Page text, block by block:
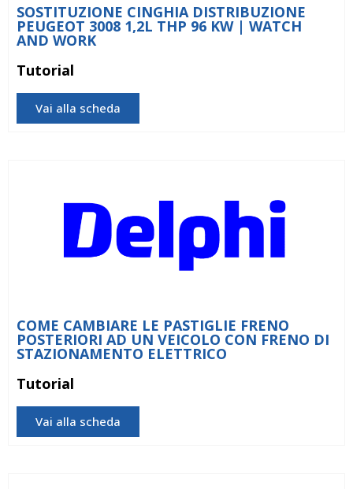
SOSTITUZIONE CINGHIA DISTRIBUZIONE
PEUGEOT 3008 1,2L THP 96 KW | WATCH
AND WORK
Tutorial
Vai alla scheda
COME CAMBIARE LE PASTIGLIE FRENO
POSTERIORI AD UN VEICOLO CON FRENO DI
STAZIONAMENTO ELETTRICO
Tutorial
Vai alla scheda